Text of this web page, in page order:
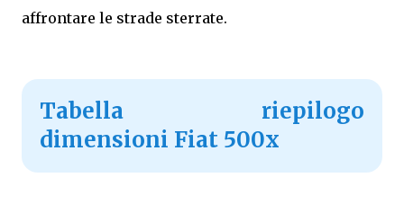
affrontare le strade sterrate.
Tabella riepilogo
dimensioni Fiat 500x